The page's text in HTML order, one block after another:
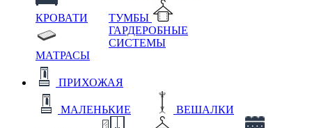
КРОВАТИ
МАТРАСЫ
ТУМБЫ
ГАРДЕРОБНЫЕ
СИСТЕМЫ
ПРИХОЖАЯ
МАЛЕНЬКИЕ ВЕШАЛКИ